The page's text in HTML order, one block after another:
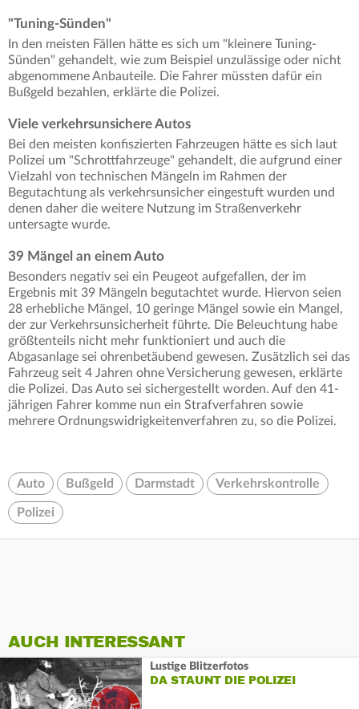
"Tuning-Sünden"
In den meisten Fällen hätte es sich um "kleinere Tuning-
Sünden" gehandelt, wie zum Beispiel unzulässige oder nicht
abgenommene Anbauteile. Die Fahrer müssten dafür ein
Bußgeld bezahlen, erklärte die Polizei.
Viele verkehrsunsichere Autos
Bei den meisten konfiszierten Fahrzeugen hätte es sich laut
Polizei um "Schrottfahrzeuge" gehandelt, die aufgrund einer
Vielzahl von technischen Mängeln im Rahmen der
Begutachtung als verkehrsunsicher eingestuft wurden und
denen daher die weitere Nutzung im Straßenverkehr
untersagte wurde.
39 Mängel an einem Auto
Besonders negativ sei ein Peugeot aufgefallen, der im
Ergebnis mit 39 Mängeln begutachtet wurde. Hiervon seien
28 erhebliche Mängel, 10 geringe Mängel sowie ein Mangel,
der zur Verkehrsunsicherheit führte. Die Beleuchtung habe
größtenteils nicht mehr funktioniert und auch die
Abgasanlage sei ohrenbetäubend gewesen. Zusätzlich sei das
Fahrzeug seit 4 Jahren ohne Versicherung gewesen, erklärte
die Polizei. Das Auto sei sichergestellt worden. Auf den 41-
jährigen Fahrer komme nun ein Strafverfahren sowie
mehrere Ordnungswidrigkeitenverfahren zu, so die Polizei.
Auto Bußgeld Darmstadt Verkehrskontrolle
Polizei
AUCH INTERESSANT
Lustige Blitzerfotos
DA STAUNT DIE POLIZEI